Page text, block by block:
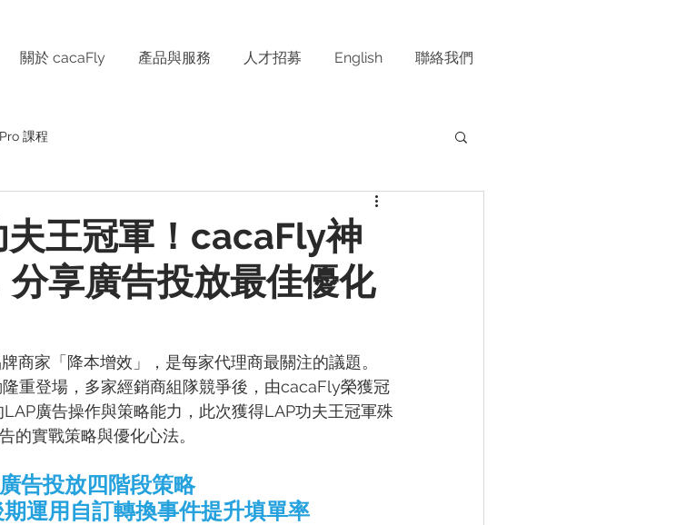
關於 cacaFly 產品與服務 人才招募 English 聯絡我們
課程
王冠軍！cacaFly神
享廣告投放最佳優化
商家「降本增效」，是每家代理商最關注的議題。
重登場，多家經銷商組隊競爭後，由cacaFly榮獲冠
廣告操作與策略能力，此次獲得LAP功夫王冠軍殊
的實戰策略與優化心法。
告投放四階段策略
運用自訂轉換事件提升填單率